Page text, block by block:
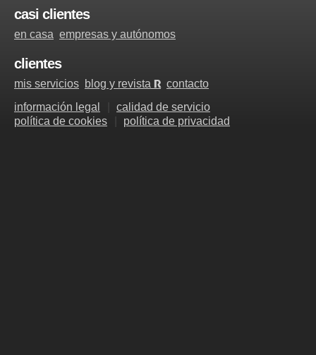
casi clientes
en casa empresas y autónomos
clientes
mis servicios blog y revista R contacto
información legal
calidad de servicio
política de cookies
política de privacidad